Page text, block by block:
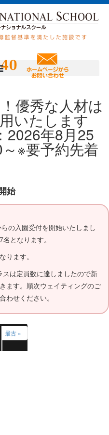
優秀な人材は
いたします
年8月25
※要予約先着
始
の入園受付を開始いたしまし
となります。
ります。
は定員数に達しましたので新
ます。順次ウェイティングのご
わせください。
最古 »